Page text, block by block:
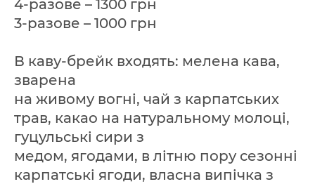
4-разове – 1300 грн
3-разове – 1000 грн
В каву-брейк входять: мелена кава,
зварена
на живому вогні, чай з карпатських
трав, какао на натуральному молоці,
гуцульські сири з
медом, ягодами, в літню пору сезонні
карпатські ягоди, власна випічка з